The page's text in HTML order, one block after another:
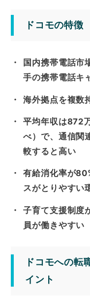
ドコモの特徴
国内携帯電話市
手の携帯電話キ
海外拠点を複数
平均年収は872
べ）で、通信関
較すると高い
有給消化率が
スがとりやすい
子育て支援制度
員が働きやすい
ドコモへの転
イント